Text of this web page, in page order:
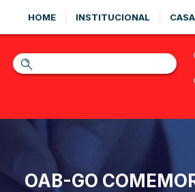
HOME INSTITUCIONAL
OAB-GO